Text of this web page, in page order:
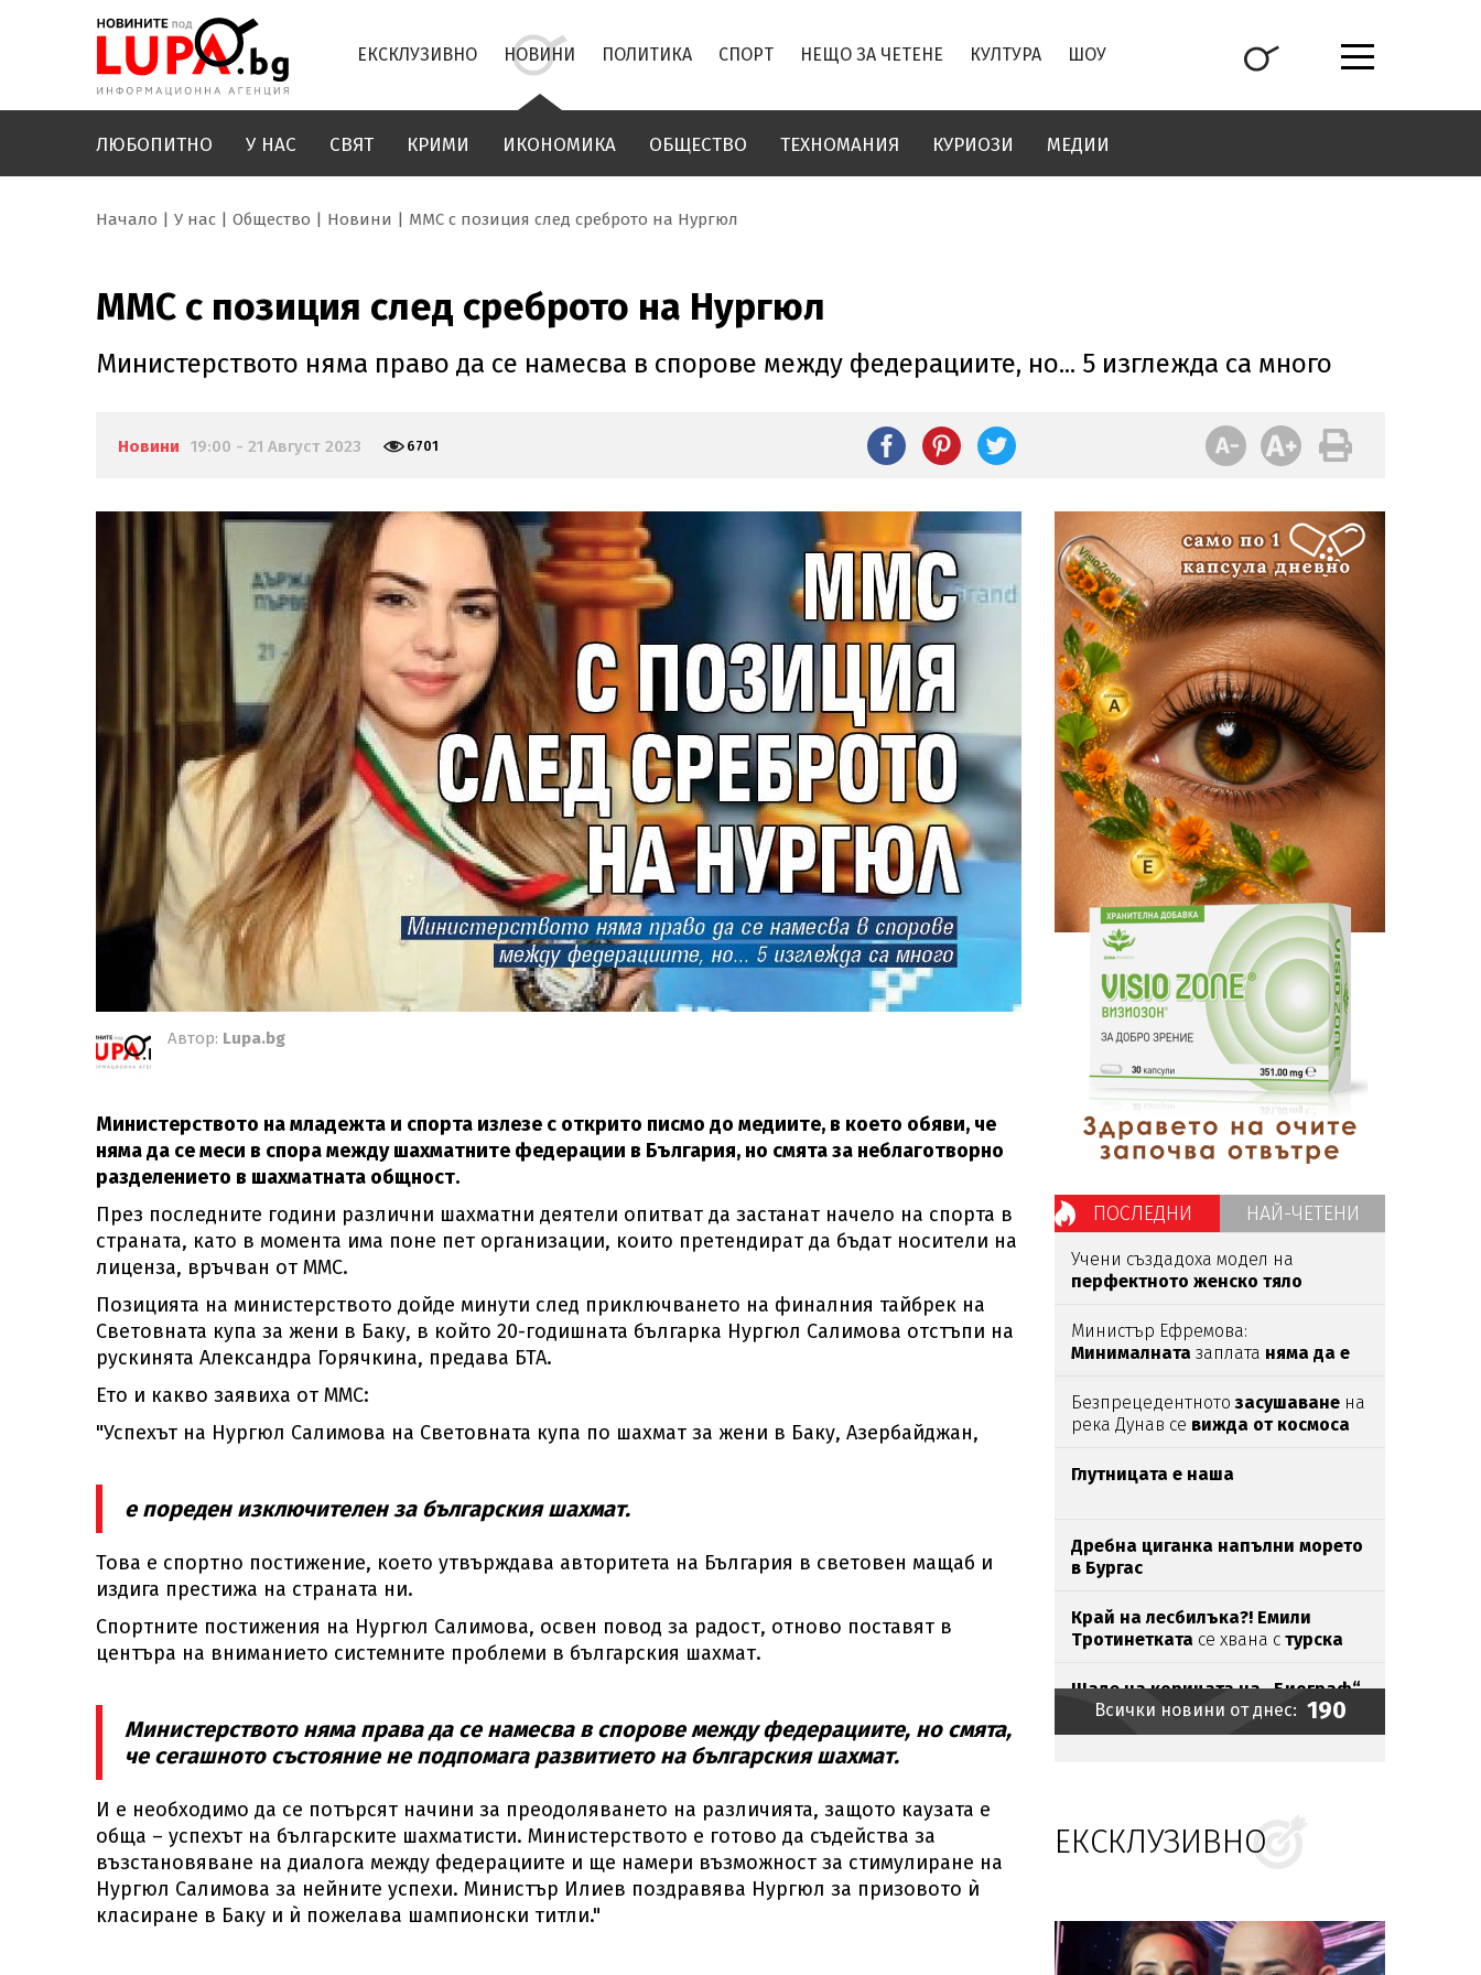
ЕКСКЛУЗИВНО НОВИНИ ПОЛИТИКА СПОРТ НЕЩО ЗА ЧЕТЕНЕ КУЛТУРА ШОУ
ЛЮБОПИТНО У НАС СВЯТ КРИМИ ИКОНОМИКА ОБЩЕСТВО ТЕХНОМАНИЯ КУРИОЗИ МЕДИИ
Начало У нас Общество Новини ММС с позиция след среброто на Нургюл
ММС с позиция след среброто на Нургюл
Министерството няма право да се намесва в спорове между федерациите, но... 5 изглежда са много
Новини 19:00 - 21 Август 2023 6701
Автор: Lupa.bg
Министерството на младежта и спорта излезе с открито писмо до медиите, в което обяви, че
няма да се меси в спора между шахматните федерации в България, но смята за неблаготворно
разделението в шахматната общност.
През последните години различни шахматни деятели опитват да застанат начело на спорта в
страната, като в момента има поне пет организации, които претендират да бъдат носители на
лиценза, връчван от ММС.
Позицията на министерството дойде минути след приключването на финалния тайбрек на
Световната купа за жени в Баку, в който 20-годишната българка Нургюл Салимова отстъпи на
рускинята Александра Горячкина, предава БТА.
Ето и какво заявиха от ММС:
"Успехът на Нургюл Салимова на Световната купа по шахмат за жени в Баку, Азербайджан,
е пореден изключителен за българския шахмат.
Това е спортно постижение, което утвърждава авторитета на България в световен мащаб и
издига престижа на страната ни.
Спортните постижения на Нургюл Салимова, освен повод за радост, отново поставят в
центъра на вниманието системните проблеми в българския шахмат.
Министерството няма права да се намесва в спорове между федерациите, но смята,
че сегашното състояние не подпомага развитието на българския шахмат.
И е необходимо да се потърсят начини за преодоляването на различията, защото каузата е
обща – успехът на българските шахматисти. Министерството е готово да съдейства за
възстановяване на диалога между федерациите и ще намери възможност за стимулиране на
Нургюл Салимова за нейните успехи. Министър Илиев поздравява Нургюл за призовото ѝ
класиране в Баку и ѝ пожелава шампионски титли."
ПОСЛЕДНИ НАЙ-ЧЕТЕНИ
Учени създадоха модел на
перфектното женско тяло
Министър Ефремова:
Минималната заплата няма да е
Безпрецедентнотозасушаване на
река Дунав се вижда от космоса
Глутницата е наша
Дребна циганка напълни морето
в Бургас
Край на лесбилъка?! Емили
Тротинетката се хвана с турска
Шаде на корицата на „Биограф“
Братът на Анджелина Джоли се
разведе и разкри, че е гей
първото си официално посещение
Всички новини от днес: 190
ЕКСКЛУЗИВНО